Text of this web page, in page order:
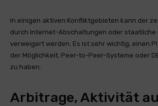
In einigen aktiven Konfliktgebieten kann der
durch Internet-Abschaltungen oder staatliche
verweigert werden. Es ist sehr wichtig, einen
der Möglichkeit, Peer-to-Peer-Systeme oder
zu haben.
Arbitrage, Aktivität